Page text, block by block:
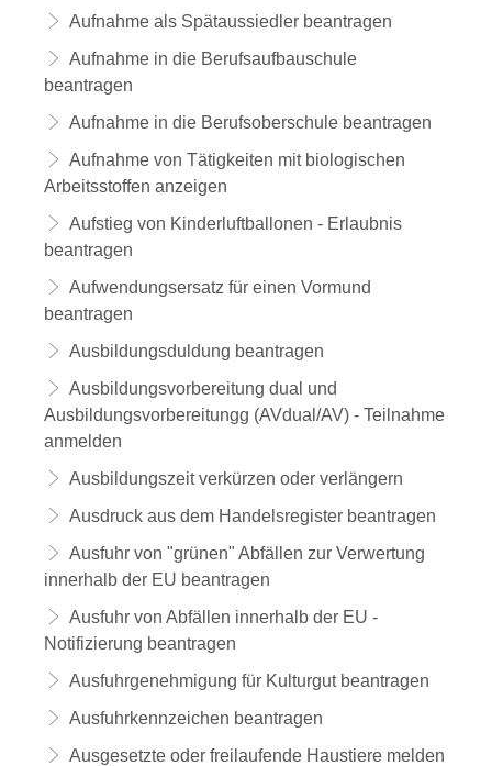
Aufnahme als Spätaussiedler beantragen
Aufnahme in die Berufsaufbauschule
beantragen
Aufnahme in die Berufsoberschule beantragen
Aufnahme von Tätigkeiten mit biologischen
Arbeitsstoffen anzeigen
Aufstieg von Kinderluftballonen - Erlaubnis
beantragen
Aufwendungsersatz für einen Vormund
beantragen
Ausbildungsduldung beantragen
Ausbildungsvorbereitung dual und
Ausbildungsvorbereitungg (AVdual/AV) - Teilnahme
anmelden
Ausbildungszeit verkürzen oder verlängern
Ausdruck aus dem Handelsregister beantragen
Ausfuhr von "grünen" Abfällen zur Verwertung
innerhalb der EU beantragen
Ausfuhr von Abfällen innerhalb der EU -
Notifizierung beantragen
Ausfuhrgenehmigung für Kulturgut beantragen
Ausfuhrkennzeichen beantragen
Ausgesetzte oder freilaufende Haustiere melden